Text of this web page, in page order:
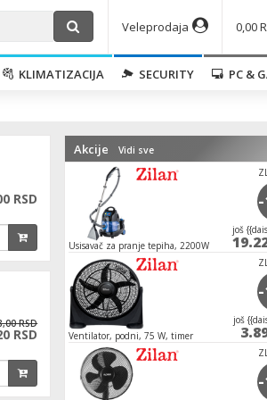
0,00
Veleprodaja
KLIMATIZACIJA SECURITY
PC &
RSD
RSD
RSD
Akcije Vidi sve
Usisavač za pranje tepiha, 2200W
јoš
Ventilator, podni, 75 W, timer
јoš